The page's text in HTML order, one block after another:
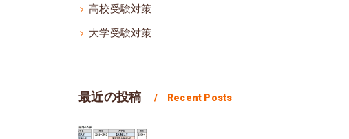
高校受験対策
大学受験対策
最近の投稿 Recent Posts